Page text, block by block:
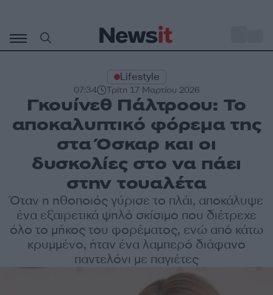
περιεχόμενο
Lifestyle
07:34 Τρίτη 17 Μαρτίου 2026
Γκουίνεθ Πάλτροου: Το
αποκαλυπτικό φόρεμα της
στα Όσκαρ και οι
δυσκολίες στο να πάει
στην τουαλέτα
Όταν η ηθοποιός γύρισε το πλάι, αποκάλυψε
ένα εξαιρετικά ψηλό σκίσιμο που διέτρεχε
όλο το μήκος του φορέματος, ενώ από κάτω
κρυμμένο, ήταν ένα λαμπερό διάφανο
παντελόνι με παγιέτες